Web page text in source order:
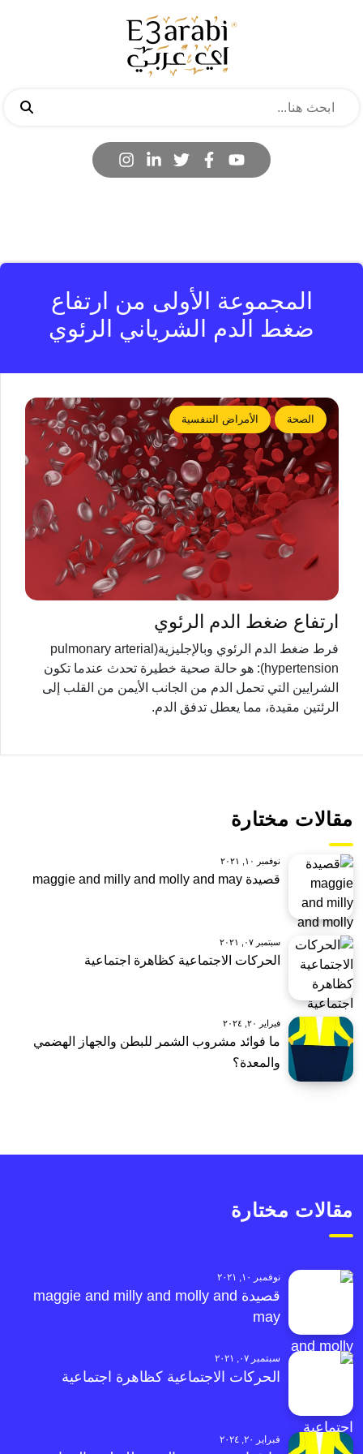
المجموعة الأولى من ارتفاع
ضغط الدم الشرياني الرئوي
الصحة الأمراض التنفسية
ارتفاع ضغط الدم الرئوي
فرط ضغط الدم الرئوي وبالإجليزية(pulmonary arterial
hypertension): هو حالة صحية خطيرة تحدث عندما تكون
الشرايين التي تحمل الدم من الجانب الأيمن من القلب إلى
الرئتين مقيدة، مما يعطل تدفق الدم.
مقالات مختارة
نوفمبر ١٠, ٢٠٢١
قصيدة maggie and milly and molly and may
سبتمبر ٠٧, ٢٠٢١
الحركات الاجتماعية كظاهرة اجتماعية
فبراير ٢٠, ٢٠٢٤
ما فوائد مشروب الشمر للبطن والجهاز الهضمي
والمعدة؟
مقالات مختارة
نوفمبر ١٠, ٢٠٢١
قصيدة maggie and milly and molly and
may
سبتمبر ٠٧, ٢٠٢١
الحركات الاجتماعية كظاهرة اجتماعية
فبراير ٢٠, ٢٠٢٤